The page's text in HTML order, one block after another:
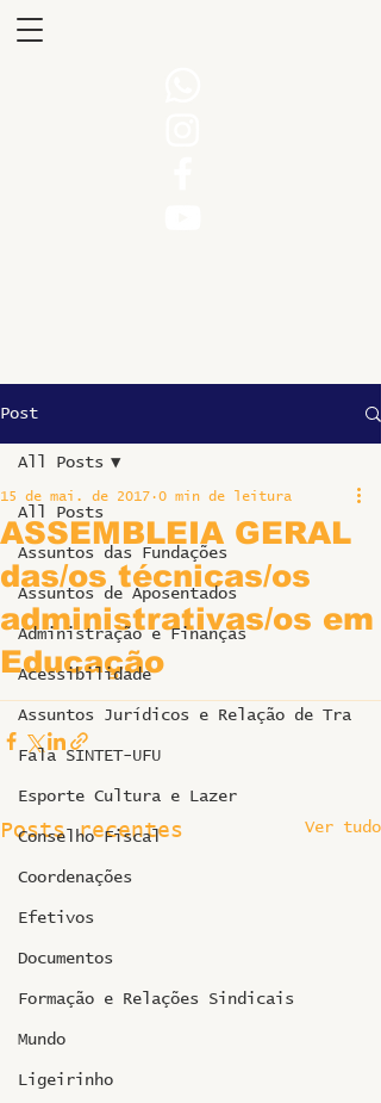
Post
All Posts
Assuntos das Fundações
Assuntos de Aposentados
Administração e Finanças
Acessibilidade
Assuntos Jurídicos e Relação de Tra
Fala SINTET-UFU
Esporte Cultura e Lazer
Conselho Fiscal
Coordenações
Efetivos
Documentos
Formação e Relações Sindicais
Mundo
Ligeirinho
All Posts
ASSEMBLEIA GERAL
das/os técnicas/os
administrativas/os em
Educação
15 de mai. de 2017 0 min de leitura
Posts recentes Ver tudo